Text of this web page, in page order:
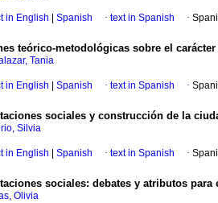
in English Spanish · text in Spanish ·
teórico-metodológicas sobre el
Tania
in English Spanish · text in Spanish ·
sociales y construcción de la
Silvia
in English Spanish · text in Spanish ·
sociales: debates y atributos para
Olivia